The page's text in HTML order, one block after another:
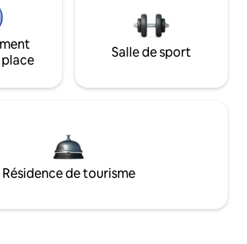
Salle de sport
Résidence de tourisme